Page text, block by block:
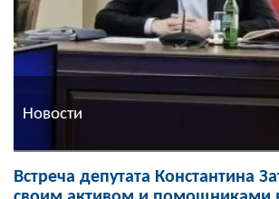
Новости
Встреча депутата Константина